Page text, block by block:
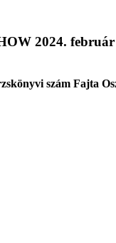
2024. február
szám Fajta